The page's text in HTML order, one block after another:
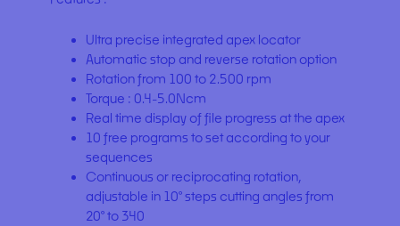
Ultra precise integrated apex locator
Automatic stop and reverse rotation option
Rotation from 100 to 2.500 rpm
Torque : 0.4-5.0Ncm
Real time display of file progress at the apex
10 free programs to set according to your
sequences
Continuous or reciprocating rotation,
adjustable in 10° steps cutting angles from
20° to 340